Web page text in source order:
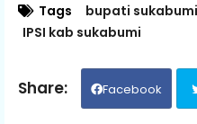
Tags bupati sukabumi
IPSI kab sukabumi
Facebook